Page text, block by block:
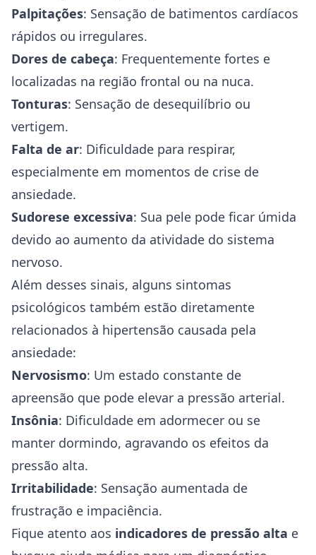
Palpitações: Sensação de batimentos cardíacos
rápidos ou irregulares.
Dores de cabeça: Frequentemente fortes e
localizadas na região frontal ou na nuca.
Tonturas: Sensação de desequilíbrio ou
vertigem.
Falta de ar: Dificuldade para respirar,
especialmente em momentos de crise de
ansiedade.
Sudorese excessiva: Sua pele pode ficar úmida
devido ao aumento da atividade do sistema
nervoso.
Além desses sinais, alguns sintomas
psicológicos também estão diretamente
relacionados à hipertensão causada pela
ansiedade:
Nervosismo: Um estado constante de
apreensão que pode elevar a pressão arterial.
Insônia: Dificuldade em adormecer ou se
manter dormindo, agravando os efeitos da
pressão alta.
Irritabilidade: Sensação aumentada de
frustração e impaciência.
Fique atento aos indicadores de pressão alta e